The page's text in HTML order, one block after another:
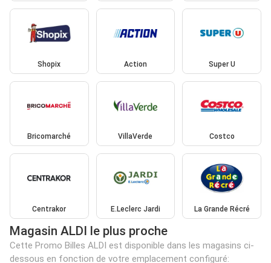
Shopix Action Super U
Bricomarché VillaVerde Costco
Centrakor E.Leclerc Jardi La Grande Récré
Magasin ALDI le plus proche
Cette Promo Billes ALDI est disponible dans les magasins ci-
dessous en fonction de votre emplacement configuré: